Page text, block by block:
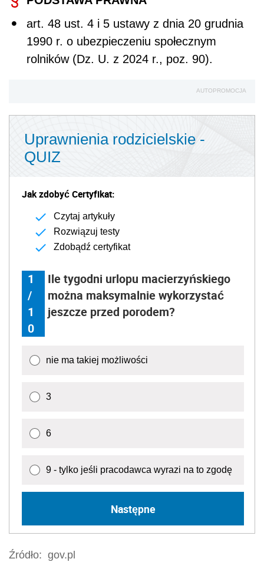
art. 48 ust. 4 i 5 ustawy z dnia 20 grudnia
1990 r. o ubezpieczeniu społecznym
rolników (Dz. U. z 2024 r., poz. 90).
AUTOPROMOCJA
Uprawnienia rodzicielskie -
QUIZ
Jak zdobyć Certyfikat:
Czytaj artykuły
Rozwiązuj testy
Zdobądź certyfikat
1
/
1
0
Ile tygodni urlopu macierzyńskiego
można maksymalnie wykorzystać
jeszcze przed porodem?
nie ma takiej możliwości
3
6
9 - tylko jeśli pracodawca wyrazi na to zgodę
Następne
Źródło: gov.pl